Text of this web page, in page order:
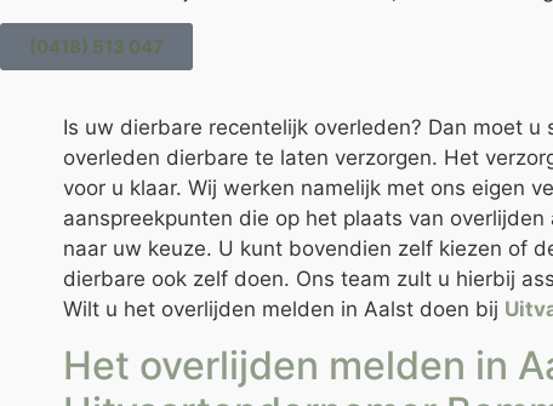
(0418) 513 047
Is uw dierbare recentelijk overleden? Dan moet
overleden dierbare te laten verzorgen. Het
voor u klaar. Wij werken namelijk met ons eigen
aanspreekpunten die op het plaats van
naar uw keuze. U kunt bovendien zelf kiezen of
dierbare ook zelf doen. Ons team zult u hierbij
Wilt u het overlijden melden in Aalst doen bij
Het overlijden melden in